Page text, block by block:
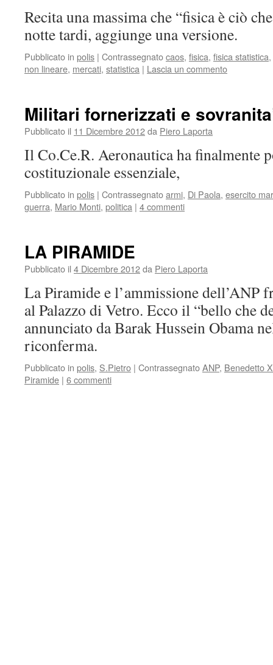
Recita una massima che “fisica è ciò
notte tardi, aggiunge una versione.
Pubblicato in polis | Contrassegnatocaos, fisica, fisica statistica,
non lineare, mercati, statistica | Lascia un commento
Militari fornerizzati e
Pubblicato il 11 Dicembre 2012da Piero Laporta
Il Co.Ce.R. Aeronautica ha finalmente
costituzionale essenziale,
Pubblicato in polis | Contrassegnatoarmi, Di Paola, esercito
guerra, Mario Monti, politica | 4 commenti
LA PIRAMIDE
Pubblicato il 4 Dicembre 2012da Piero Laporta
La Piramide e l’ammissione dell’ANP
al Palazzo di Vetro. Ecco il “bello che
annunciato da Barak Hussein Obama
riconferma.
Pubblicato in polis, S.Pietro | ContrassegnatoANP, Benedetto
Piramide | 6 commenti